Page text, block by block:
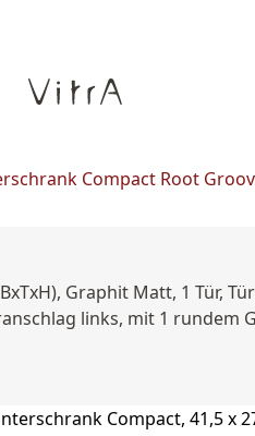
Compact Root
Graphit Matt, 1 Tür,
links, mit 1